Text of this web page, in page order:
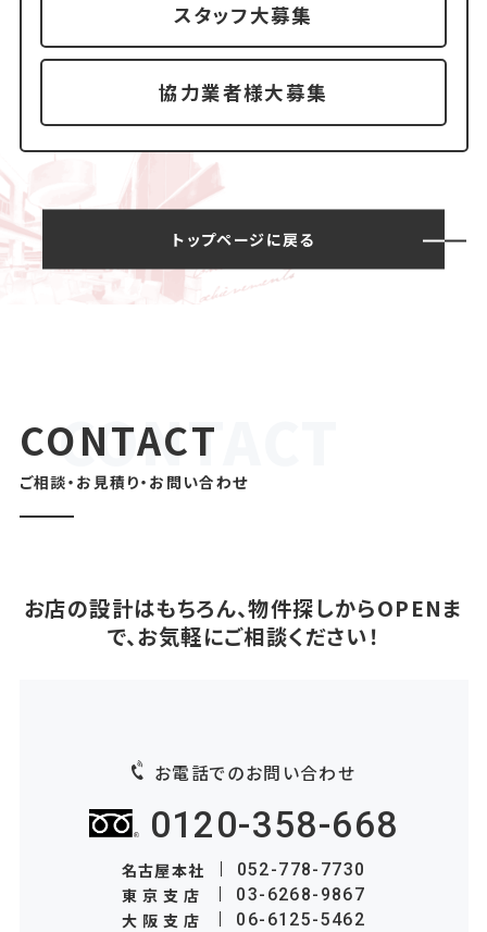
スタッフ大募集
協力業者様大募集
トップページに戻る
CONTACT
ご相談・お見積り・お問い合わせ
お店の設計はもちろん、物件探しからOPENま
で、お気軽にご相談ください！
お電話でのお問い合わせ
0120-358-668
名古屋本社 052-778-7730
東京支店 03-6268-9867
大阪支店 06-6125-5462